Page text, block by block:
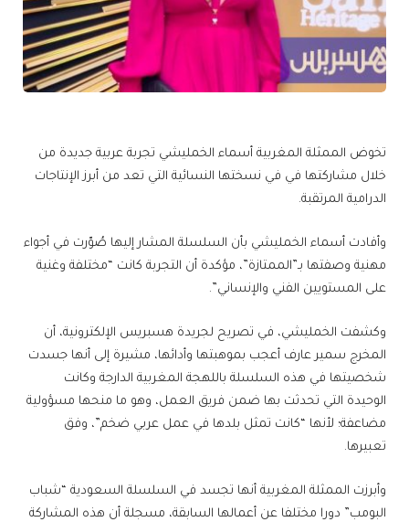
تخوض الممثلة المغربية أسماء الخمليشي تجربة عربية جديدة من
خلال مشاركتها في في نسختها النسائية التي تعد من أبرز الإنتاجات
الدرامية المرتقبة.
وأفادت أسماء الخمليشي بأن السلسلة المشار إليها صُوّرت في أجواء
مهنية وصفتها بـ”الممتازة”، مؤكدة أن التجربة كانت “مختلفة وغنية
على المستويين الفني والإنساني”.
وكشفت الخمليشي، في تصريح لجريدة هسبريس الإلكترونية، أن
المخرج سمير عارف أعجب بموهبتها وأدائها، مشيرة إلى أنها جسدت
شخصيتها في هذه السلسلة باللهجة المغربية الدارجة وكانت
الوحيدة التي تحدثت بها ضمن فريق العمل، وهو ما منحها مسؤولية
مضاعفة؛ لأنها “كانت تمثل بلدها في عمل عربي ضخم”، وفق
تعبيرها.
وأبرزت الممثلة المغربية أنها تجسد في السلسلة السعودية “شباب
البومب” دورا مختلفا عن أعمالها السابقة، مسجلة أن هذه المشاركة